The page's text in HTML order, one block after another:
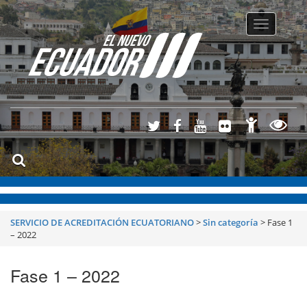
Toggle
SERVICIO DE ACREDITACIÓN ECUATORIANO>Sin categoría > Fase 1
– 2022
Fase 1 – 2022